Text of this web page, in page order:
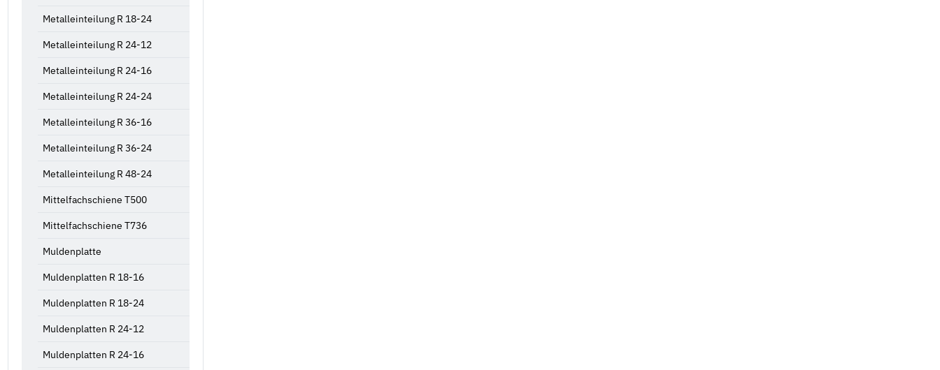
Metalleinteilung R 18-24
Metalleinteilung R 24-12
Metalleinteilung R 24-16
Metalleinteilung R 24-24
Metalleinteilung R 36-16
Metalleinteilung R 36-24
Metalleinteilung R 48-24
Mittelfachschiene T500
Mittelfachschiene T736
Muldenplatte
Muldenplatten R 18-16
Muldenplatten R 18-24
Muldenplatten R 24-12
Muldenplatten R 24-16